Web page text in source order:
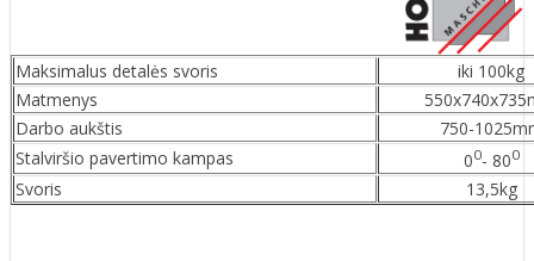
Maksimalus detalės svoris
iki 100kg
Matmenys
Darbo aukštis
750-
Stalviršio pavertimo kampas
00- 800
Svoris 13,5kg